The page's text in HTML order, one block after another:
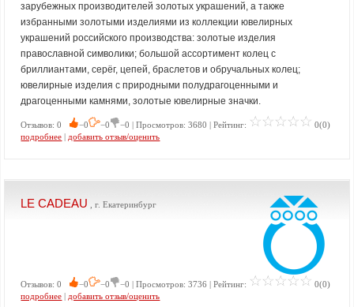
зарубежных производителей золотых украшений, а также
избранными золотыми изделиями из коллекции ювелирных
украшений российского производства: золотые изделия
православной символики; большой ассортимент колец с
бриллиантами, серёг, цепей, браслетов и обручальных колец;
ювелирные изделия с природными полудрагоценными и
драгоценными камнями, золотые ювелирные значки.
Отзывов: 0 −0 −0 −0 | Просмотров: 3680 | Рейтинг:
0(0)
подробнее | добавить отзыв/оценить
LE CADEAU , г. Екатеринбург
Отзывов: 0 −0 −0 −0 | Просмотров: 3736 | Рейтинг:
0(0)
подробнее | добавить отзыв/оценить